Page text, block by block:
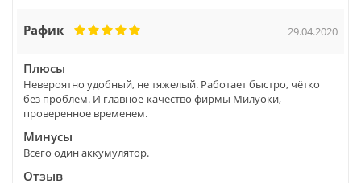
Рафик 29.04.2020
Плюсы
Невероятно удобный, не тяжелый. Работает быстро, чётко
без проблем. И главное-качество фирмы Милуоки,
проверенное временем.
Минусы
Всего один аккумулятор.
Отзыв